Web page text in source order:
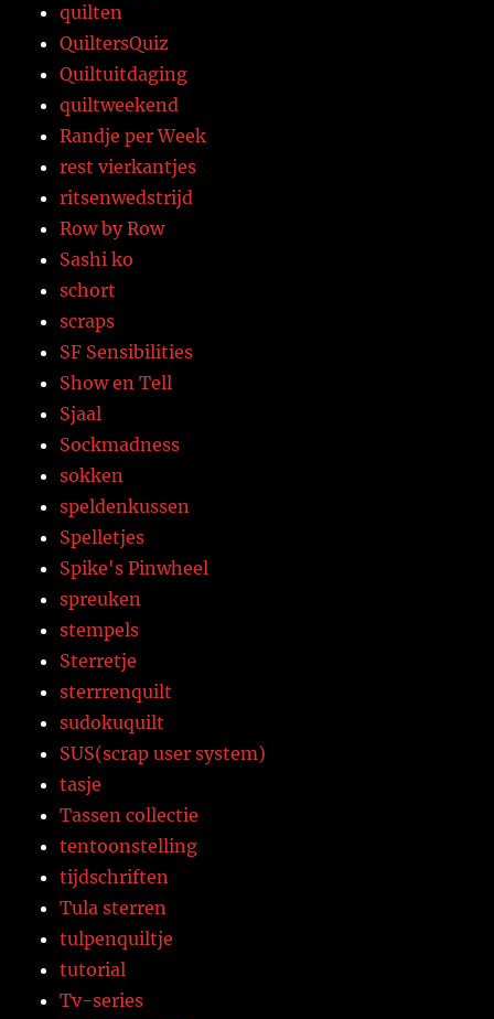
quilten
QuiltersQuiz
Quiltuitdaging
quiltweekend
Randje per Week
rest vierkantjes
ritsenwedstrijd
Row by Row
Sashi ko
schort
scraps
SF Sensibilities
Show en Tell
Sjaal
Sockmadness
sokken
speldenkussen
Spelletjes
Spike's Pinwheel
spreuken
stempels
Sterretje
sterrrenquilt
sudokuquilt
SUS(scrap user system)
tasje
Tassen collectie
tentoonstelling
tijdschriften
Tula sterren
tulpenquiltje
tutorial
Tv-series